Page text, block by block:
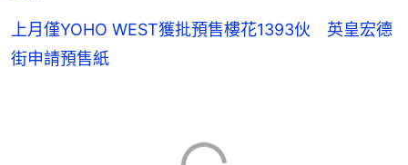
上月僅YOHO WEST獲批預售樓花1393伙 英皇宏德
街申請預售紙